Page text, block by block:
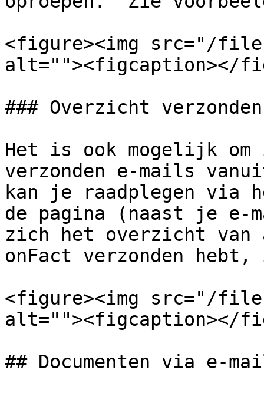
<figure><img src="/files/
alt=""><figcaption></
### Overzicht
Het is ook mogelijk
verzonden e-mails
kan je raadplegen via
de pagina (naast je e-
zich het overzicht
onFact verzonden
<figure><img src="/
alt=""><figcaption></
## Documenten via e-